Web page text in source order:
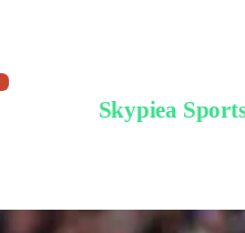
Skypiea